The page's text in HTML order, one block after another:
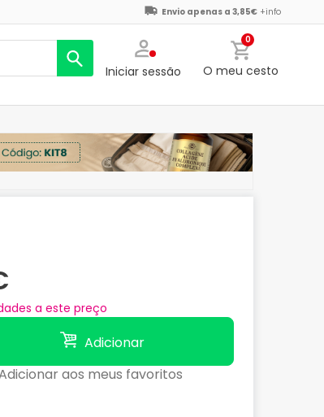
Envio apenas a 3,85€ +info
Iniciar sessão
0
O meu cesto
a este preço
Adicionar
aos meus favoritos